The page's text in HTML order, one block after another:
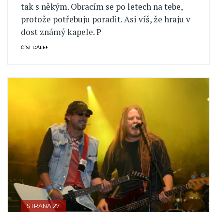
tak s někým. Obracím se po letech na tebe,
protože potřebuju poradit. Asi víš, že hraju v
dost známý kapele. P
ČÍST DÁLE
STRANA 27